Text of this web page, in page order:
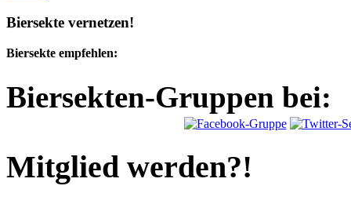
Biersekte vernetzen!
Biersekte empfehlen:
Biersekten-Gruppen bei:
Mitglied werden?!